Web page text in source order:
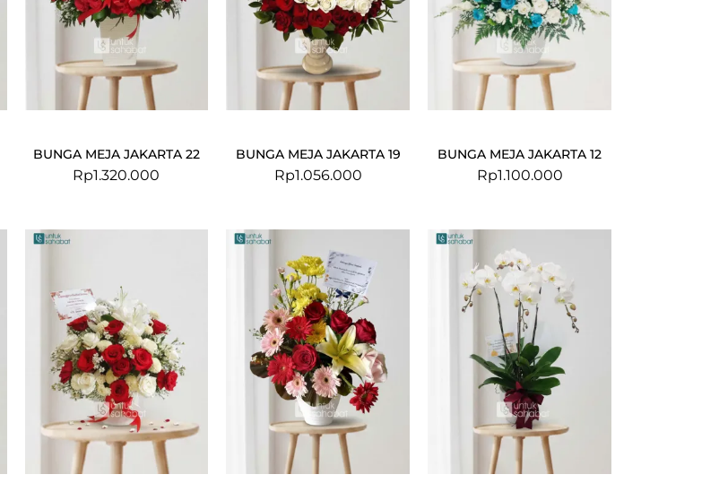
BUNGA MEJA JAKARTA 22
Rp1.320.000
BUNGA MEJA JAKARTA 19
Rp1.056.000
BUNGA MEJA JAKARTA 12
Rp1.100.000